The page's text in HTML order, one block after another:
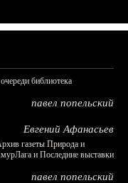
библиотека
павел попельский
Евгений Афанасьев
газеты Природа и
и Последние выставки
павел попельский